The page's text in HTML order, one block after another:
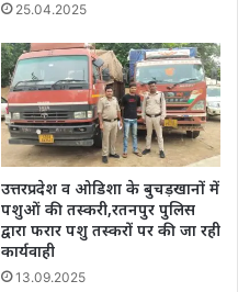
25.04.2025
उत्तरप्रदेश व ओडिशा के बुचड़खानों में
पशुओं की तस्करी,रतनपुर पुलिस
द्वारा फरार पशु तस्करों पर की जा रही
कार्यवाही
13.09.2025